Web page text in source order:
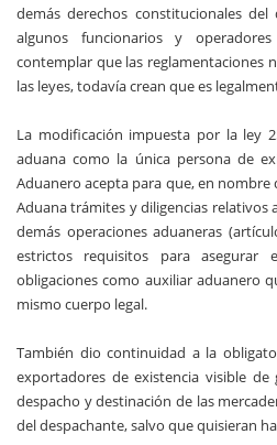
demás derechos constitucionales
algunos funcionarios y
contemplar que las reglamentaciones
las leyes, todavía crean que es
La modificación impuesta por la ley
aduana como la única persona de
Aduanero acepta para que, en
Aduana trámites y diligencias
demás operaciones aduaneras
estrictos requisitos para
obligaciones como auxiliar aduanero
mismo cuerpo legal.
También dio continuidad a la
exportadores de existencia visible
despacho y destinación de las
del despachante, salvo que quisieran